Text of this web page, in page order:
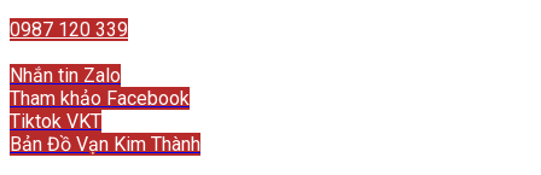
0987 120 339
Nhắn tin Zalo
Tham khảo Facebook
Tiktok VKT
Bản Đồ Vạn Kim Thành